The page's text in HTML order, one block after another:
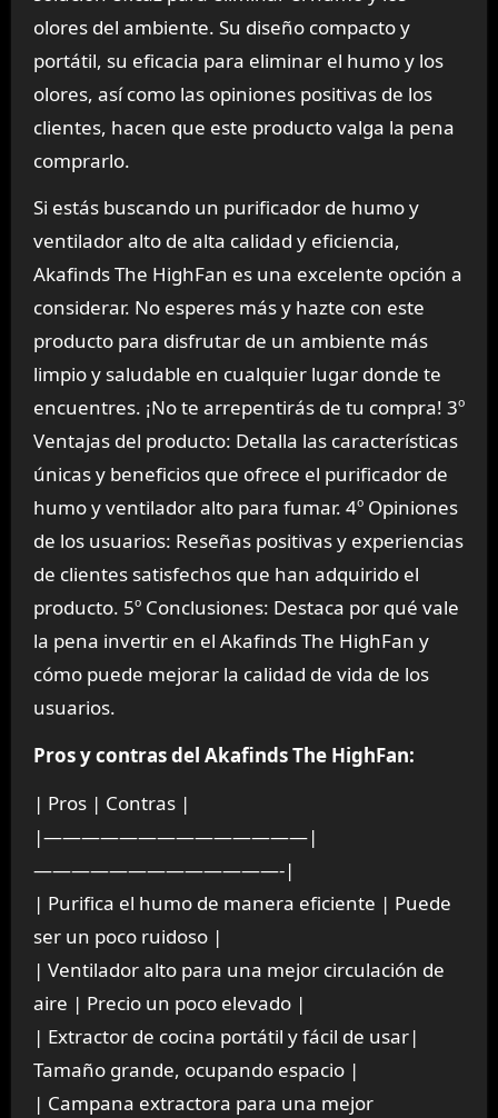
olores del ambiente. Su diseño compacto y
portátil, su eficacia para eliminar el humo y los
olores, así como las opiniones positivas de los
clientes, hacen que este producto valga la pena
comprarlo.
Si estás buscando un purificador de humo y
ventilador alto de alta calidad y eficiencia,
Akafinds The HighFan es una excelente opción a
considerar. No esperes más y hazte con este
producto para disfrutar de un ambiente más
limpio y saludable en cualquier lugar donde te
encuentres. ¡No te arrepentirás de tu compra! 3º
Ventajas del producto: Detalla las características
únicas y beneficios que ofrece el purificador de
humo y ventilador alto para fumar. 4º Opiniones
de los usuarios: Reseñas positivas y experiencias
de clientes satisfechos que han adquirido el
producto. 5º Conclusiones: Destaca por qué vale
la pena invertir en el Akafinds The HighFan y
cómo puede mejorar la calidad de vida de los
usuarios.
Pros y contras del Akafinds The HighFan:
| Pros | Contras |
|——————————————|
—————————————-|
| Purifica el humo de manera eficiente | Puede
ser un poco ruidoso |
| Ventilador alto para una mejor circulación de
aire | Precio un poco elevado |
| Extractor de cocina portátil y fácil de usar|
Tamaño grande, ocupando espacio |
| Campana extractora para una mejor